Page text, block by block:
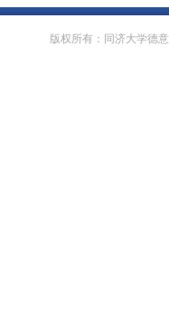
版权所有：同济大学德